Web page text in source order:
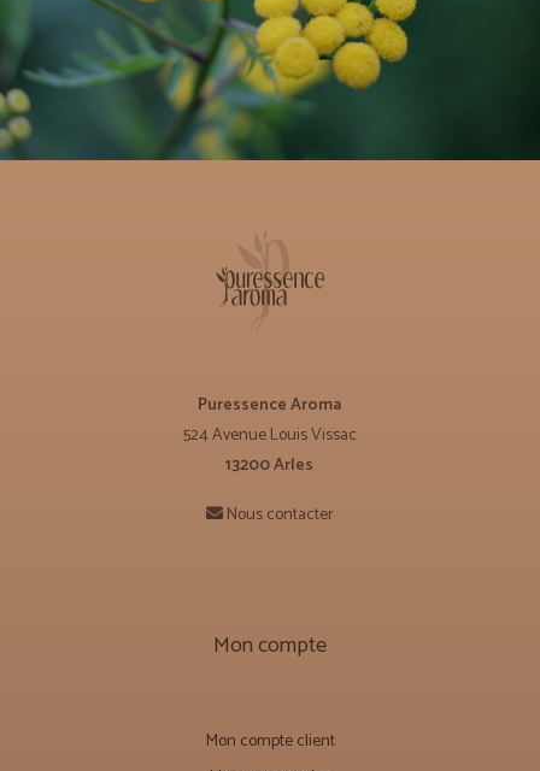
Puressence Aroma
524 Avenue Louis Vissac
13200 Arles
Nous contacter
Mon compte
Mon compte client